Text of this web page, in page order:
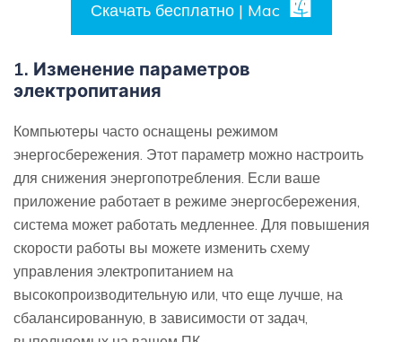
Скачать бесплатно | Mac
1. Изменение параметров
электропитания
Компьютеры часто оснащены режимом
энергосбережения. Этот параметр можно настроить
для снижения энергопотребления. Если ваше
приложение работает в режиме энергосбережения,
система может работать медленнее. Для повышения
скорости работы вы можете изменить схему
управления электропитанием на
высокопроизводительную или, что еще лучше, на
сбалансированную, в зависимости от задач,